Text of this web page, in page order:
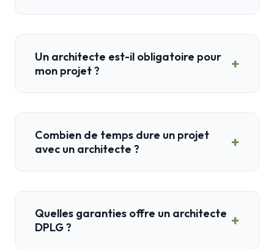
Un architecte est-il obligatoire pour
mon projet ?
+
Combien de temps dure un projet
avec un architecte ?
+
Quelles garanties offre un architecte
DPLG ?
+